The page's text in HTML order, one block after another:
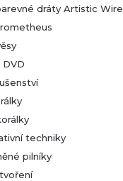
dráty Artistic Wire
DVD
techniky
pilníky